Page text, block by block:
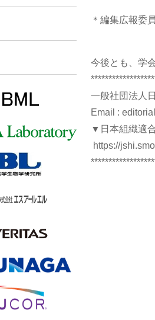
＊編集広報委
今後とも、学
一般社団法人
Email :
▼日本組織適
https://